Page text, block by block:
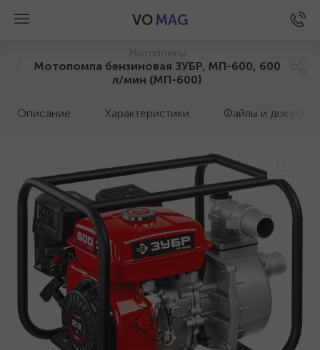
VO MAG
Мотопомпы
Мотопомпа бензиновая ЗУБР, МП-600, 600
л/мин {МП-600}
Описание Характеристики Файлы и